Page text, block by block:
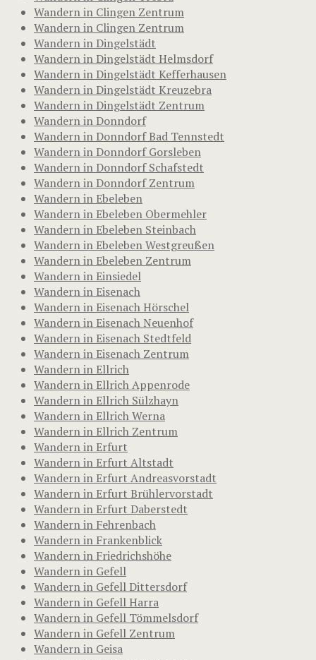
Wandern in Clingen Zentrum
Wandern in Clingen Zentrum
Wandern in Dingelstädt
Wandern in Dingelstädt Helmsdorf
Wandern in Dingelstädt Kefferhausen
Wandern in Dingelstädt Kreuzebra
Wandern in Dingelstädt Zentrum
Wandern in Donndorf
Wandern in Donndorf Bad Tennstedt
Wandern in Donndorf Gorsleben
Wandern in Donndorf Schafstedt
Wandern in Donndorf Zentrum
Wandern in Ebeleben
Wandern in Ebeleben Obermehler
Wandern in Ebeleben Steinbach
Wandern in Ebeleben Westgreußen
Wandern in Ebeleben Zentrum
Wandern in Einsiedel
Wandern in Eisenach
Wandern in Eisenach Hörschel
Wandern in Eisenach Neuenhof
Wandern in Eisenach Stedtfeld
Wandern in Eisenach Zentrum
Wandern in Ellrich
Wandern in Ellrich Appenrode
Wandern in Ellrich Sülzhayn
Wandern in Ellrich Werna
Wandern in Ellrich Zentrum
Wandern in Erfurt
Wandern in Erfurt Altstadt
Wandern in Erfurt Andreasvorstadt
Wandern in Erfurt Brühlervorstadt
Wandern in Erfurt Daberstedt
Wandern in Fehrenbach
Wandern in Frankenblick
Wandern in Friedrichshöhe
Wandern in Gefell
Wandern in Gefell Dittersdorf
Wandern in Gefell Harra
Wandern in Gefell Tömmelsdorf
Wandern in Gefell Zentrum
Wandern in Geisa